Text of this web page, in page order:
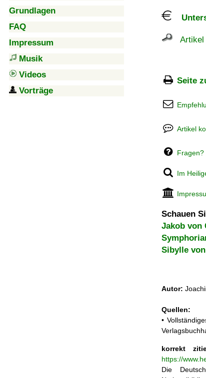
Grundlagen
FAQ
Impressum
Musik
Videos
Vorträge
Artikel
Seite
Artikel
Fragen?
Im
Schauen
Jakob von
Sibylle
Autor:
Quellen:
•
korrekt
https://
Die